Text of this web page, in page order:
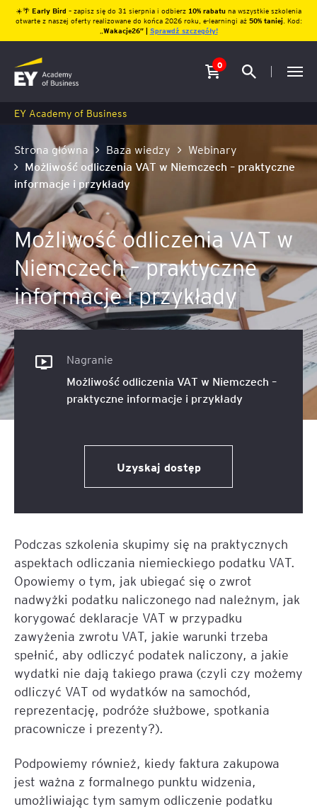
☀️🌴 Early Bird – zapisz się do 31 sierpnia i odbierz10% rabatu na wszystkie szkolenia
otwarte z naszej oferty realizowane do końca 2026 roku, e-learningi aż 50% taniej. Kod:
Wakacje26″ | Sprawdź szczegóły!
0
EY Academy of Business
Strona główna Baza wiedzy
Webinary
Możliwość odliczenia VAT w Niemczech – praktyczne
informacje i przykłady
Możliwość odliczenia VAT w
Niemczech – praktyczne
informacje i przykłady
Nagranie
Możliwość odliczenia VAT w Niemczech –
praktyczne informacje i przykłady
Podczas szkolenia skupimy się na praktycznych
aspektach odliczania niemieckiego podatku VAT.
Opowiemy o tym, jak ubiegać się o zwrot
nadwyżki podatku naliczonego nad należnym, jak
korygować deklaracje VAT w przypadku
zawyżenia zwrotu VAT, jakie warunki trzeba
spełnić, aby odliczyć podatek naliczony, a jakie
wydatki nie dają takiego prawa (czyli czy możemy
odliczyć VAT od wydatków na samochód,
reprezentację, podróże służbowe, spotkania
pracownicze i prezenty?).
Podpowiemy również, kiedy faktura zakupowa
jest ważna z formalnego punktu widzenia,
umożliwiając tym samym odliczenie podatku
Uzyskaj dostęp